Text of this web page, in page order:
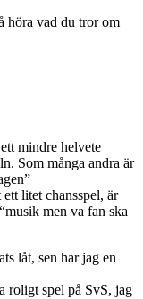
höra vad du tror om
mindre helvete
Som många andra är
litet chansspel, är
men va fan ska
låt, sen har jag en
roligt spel på SvS, jag